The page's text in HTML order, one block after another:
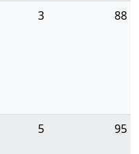
3 88
5 95